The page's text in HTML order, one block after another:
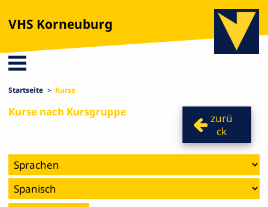
VHS Korneuburg
Startseite Kurse
zurü
ck
Kurse nach Kursgruppe